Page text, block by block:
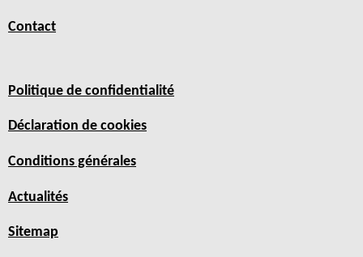
Contact
Politique de confidentialité
Déclaration de cookies
Conditions générales
Actualités
Sitemap